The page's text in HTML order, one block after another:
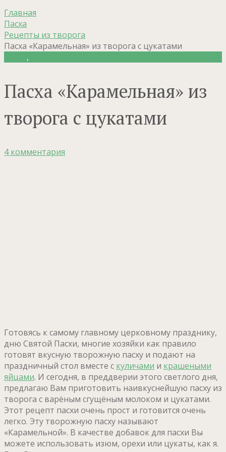
Главная
Пасха
Рецепты из творога
Пасха «Карамельная» из творога с цукатами
,
Пасха «Карамельная» из
творога с цукатами
4 комментария
Готовясь к самому главному церковному празднику,
дню Святой Пасхи, многие хозяйки как правило
готовят вкусную творожную пасху и подают на
праздничный стол вместе с куличами и крашеными
яйцами. И сегодня, в преддверии этого светлого дня,
предлагаю Вам приготовить наивкуснейшую пасху из
творога с варёным сгущёным молоком и цукатами.
Этот рецепт пасхи очень прост и готовится очень
легко. Эту творожную пасху называют
«Карамельной». В качестве добавок для пасхи Вы
можете использовать изюм, орехи или цукаты, как я.